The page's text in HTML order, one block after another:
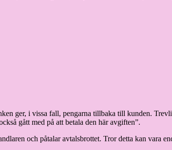
ger, i vissa fall, pengarna tillbaka till kunden.
gått med på att betala den här avgiften”.
och påtalar avtalsbrottet. Tror detta kan vara